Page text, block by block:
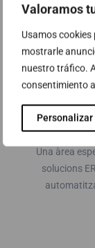
Valoramos
Usamos cookies
mostrarle
nuestro tráfico.
consentimiento
Personalizar
Una àrea
solucions